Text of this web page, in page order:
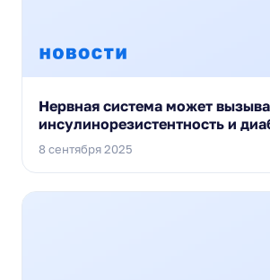
Нервная система может
инсулинорезистентность и
8 сентября 2025